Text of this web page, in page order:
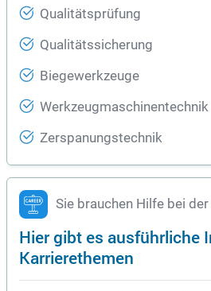
Qualitätsprüfung
Qualitätssicherung
Biegewerkzeuge
Werkzeugmaschinentechnik
Zerspanungstechnik
Sie brauchen Hilfe bei
Hier gibt es ausführliche
Karrierethemen